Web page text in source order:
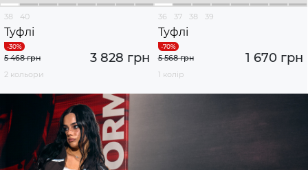
38 40
Туфлі
3 828 грн
5 468 грн
2 кольори
36 37 38 39
Туфлі
1 670 грн
5 568 грн
1 колір